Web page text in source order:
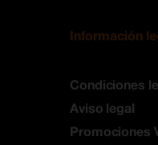
en
Información
Condiciones
Aviso legal
Promociones